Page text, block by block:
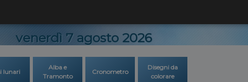
venerdì 7 agosto 2026
lunari
Alba e
Tramonto
Cronometro
Disegni da
colorare